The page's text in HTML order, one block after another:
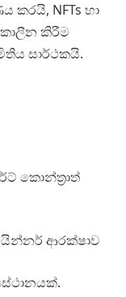
කරයි, NFTs හා
කිරීම
සාර්ථකයි.
කොන්ත්‍රාත්
ආරක්ෂාව